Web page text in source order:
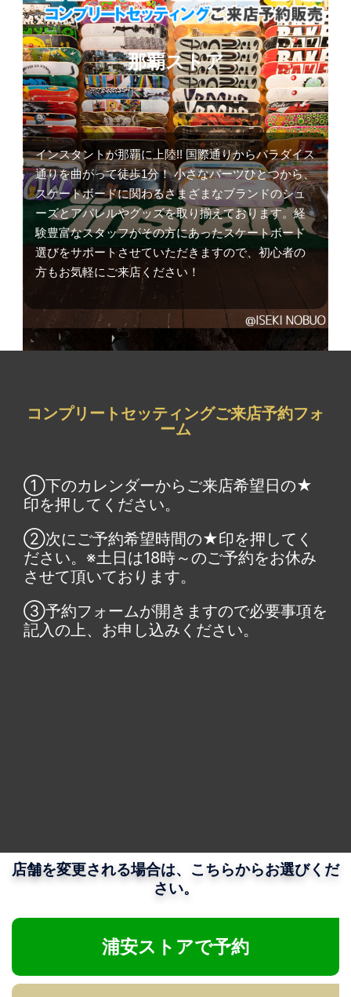
那覇ストア
インスタントが那覇に上陸!! 国際通りからパラダイス
通りを曲がって徒歩1分！ 小さなパーツひとつから、
スケートボードに関わるさまざまなブランドのシュ
ーズとアパレルやグッズを取り揃えております。経
験豊富なスタッフがその方にあったスケートボード
選びをサポートさせていただきますので、初心者の
方もお気軽にご来店ください！
コンプリートセッティングご来店予約フォ
ーム
①下のカレンダーからご来店希望日の★
印を押してください。
②次にご予約希望時間の★印を押してく
ださい。※土日は18時～のご予約をお休み
させて頂いております。
③予約フォームが開きますので必要事項を
記入の上、お申し込みください。
店舗を変更される場合は、こちらからお選びくだ
さい。
浦安ストアで予約